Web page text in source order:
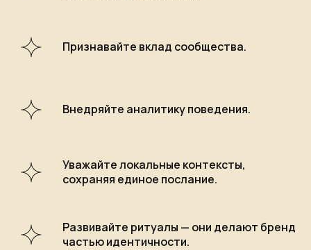
Признавайте вклад сообщества.
Внедряйте аналитику поведения.
Уважайте локальные контексты,
сохраняя единое послание.
Развивайте ритуалы — они делают бренд
частью идентичности.